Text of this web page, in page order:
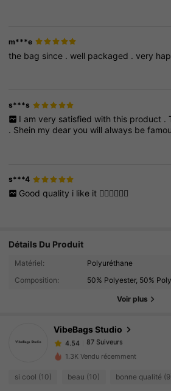
m***e
the bag since .well packaged .very
s***s
I am very satisfied with this product .
. Shein mydearyouwill always be
s***4
Good quality i like it 👍🏼👍🏼👍🏼
Détails Du Produit
Matériel:
Polyuréthane
Composition:
50% Polyester, 50%
Voir plus
VibeBags Studio
87 Suiveurs
87 Suiveurs
87 Suiveurs
4.54
87 Suiveurs
4.54
87 Suiveurs
4.54 87 Suiveurs
1.3K Vendu récemment
si cool (10) beau (10) bonne qualité